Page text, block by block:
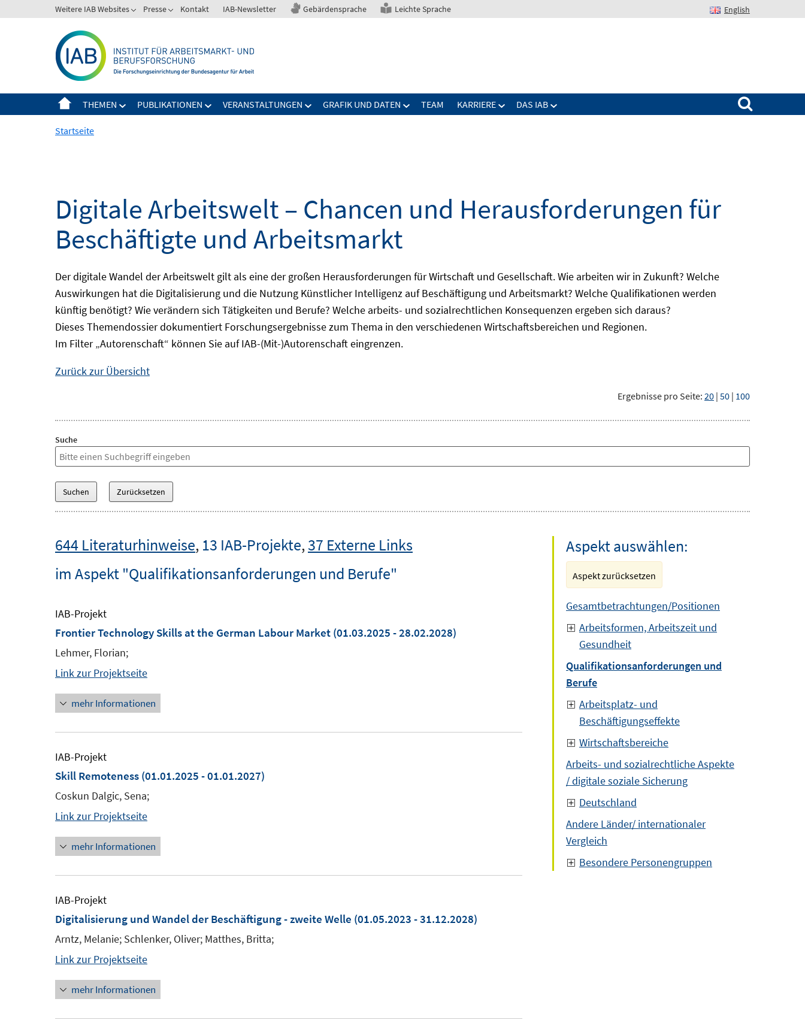
zum
Weitere IAB Websites Presse Kontakt IAB-Newsletter Gebärdensprache Leichte Sprache English
THEMEN PUBLIKATIONEN VERANSTALTUNGEN GRAFIK UND DATEN TEAM KARRIERE DAS IAB
Suchen nach:
Startseite
Digitale Arbeitswelt – Chancen und Herausforderungen für
Beschäftigte und Arbeitsmarkt
Der digitale Wandel der Arbeitswelt gilt als eine der großen Herausforderungen für Wirtschaft und Gesellschaft. Wie arbeiten wir in Zukunft? Welche
Auswirkungen hat die Digitalisierung und die Nutzung Künstlicher Intelligenz auf Beschäftigung und Arbeitsmarkt? Welche Qualifikationen werden
künftig benötigt? Wie verändern sich Tätigkeiten und Berufe? Welche arbeits- und sozialrechtlichen Konsequenzen ergeben sich daraus?
Dieses Themendossier dokumentiert Forschungsergebnisse zum Thema in den verschiedenen Wirtschaftsbereichen und Regionen.
Im Filter „Autorenschaft“ können Sie auf IAB-(Mit-)Autorenschaft eingrenzen.
Zurück zur Übersicht
Ergebnisse pro Seite: 20 | 50 | 100
Suche
644 Literaturhinweise, 13 IAB-Projekte,37 Externe Links
im Aspekt "Qualifikationsanforderungen und Berufe"
IAB-Projekt
Frontier Technology Skills at the German Labour Market (01.03.2025 - 28.02.2028)
Lehmer, Florian;
Link zur Projektseite
mehr Informationen
IAB-Projekt
Skill Remoteness (01.01.2025 - 01.01.2027)
Coskun Dalgic, Sena;
Link zur Projektseite
mehr Informationen
IAB-Projekt
Digitalisierung und Wandel der Beschäftigung - zweite Welle (01.05.2023 - 31.12.2028)
Arntz, Melanie; Schlenker, Oliver; Matthes, Britta;
Link zur Projektseite
mehr Informationen
Aspekt auswählen:
Aspekt zurücksetzen
Gesamtbetrachtungen/Positionen
Arbeitsformen, Arbeitszeit und
Gesundheit
Qualifikationsanforderungen und
Berufe
Arbeitsplatz- und
Beschäftigungseffekte
Wirtschaftsbereiche
Arbeits- und sozialrechtliche Aspekte
/ digitale soziale Sicherung
Deutschland
Andere Länder/ internationaler
Vergleich
Besondere Personengruppen